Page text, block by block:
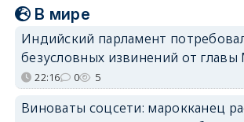
В мире
Индийский парламент
безусловных извинений от главы
22:16 0 5
Виноваты соцсети: марокканец